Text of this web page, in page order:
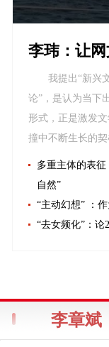
李玮：让
我提出“新兴
论”，是认为当下
形式，正是激发
撞中不断生长的契
多重主体的表
自然”
“主动幻想” ：
“去女频化”：论
李章斌